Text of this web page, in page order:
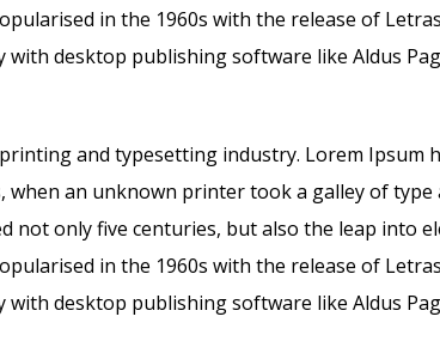
in the 1960s with the release of
with desktop publishing software like Aldus
and typesetting industry. Lorem Ipsum
when an unknown printer took a galley of type
not only five centuries, but also the leap into
in the 1960s with the release of
with desktop publishing software like Aldus